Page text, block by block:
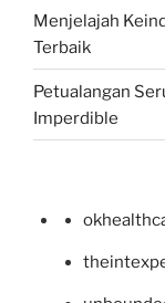
Menjelajah
Terbaik
Petualangan
Imperdible